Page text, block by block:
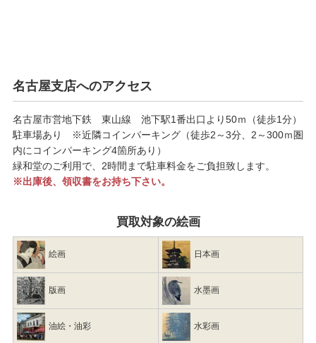
名古屋支店へのアクセス
名古屋市営地下鉄 東山線 池下駅1番出口より50ｍ（徒歩1分）
駐車場あり ※近隣コインパーキング（徒歩2～3分、2～300ｍ圏
内にコインパーキング4箇所あり）
緑和堂のご利用で、2時間まで駐車料金をご負担致します。
※出庫後、領収書をお持ち下さい。
買取対象の絵画
絵画 日本画
版画 水墨画
油絵・油彩 水彩画